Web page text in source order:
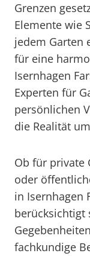
Grenzen
Elemente wie
jedem Garten
für eine
Isernhagen
Experten für
persönlichen
die Realität
Ob für private
oder
in Isernhagen
berücksichtigt
fachkundige